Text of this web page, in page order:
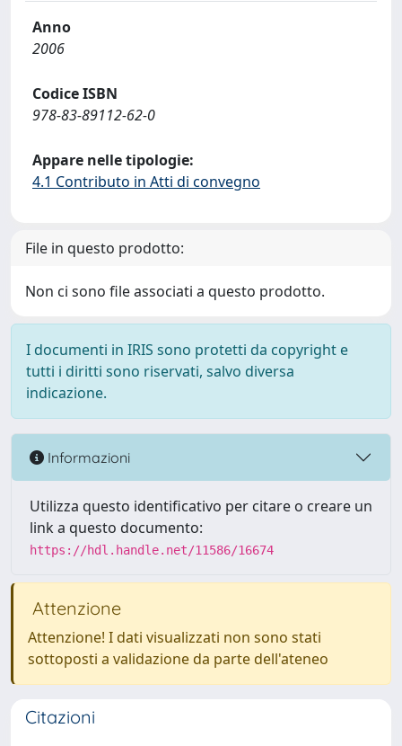
Anno
2006
Codice ISBN
978-83-89112-62-0
Appare nelle tipologie:
4.1 Contributo in Atti di convegno
File in questo prodotto:
Non ci sono file associati a questo prodotto.
I documenti in IRIS sono protetti da copyright e
tutti i diritti sono riservati, salvo diversa
indicazione.
Informazioni
Utilizza questo identificativo per citare o creare un
link a questo documento:
https://hdl.handle.net/11586/16674
Attenzione
Attenzione! I dati visualizzati non sono stati
sottoposti a validazione da parte dell'ateneo
Citazioni